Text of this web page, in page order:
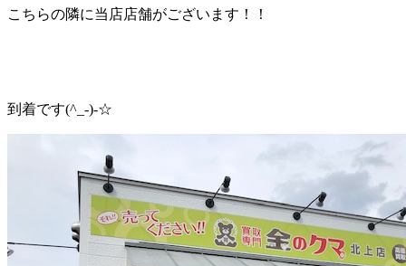
こちらの隣に当店店舗がございます！！
到着です(^_-)-☆